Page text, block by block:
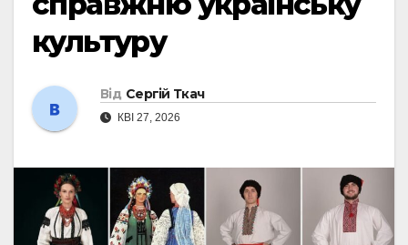
культуру
Від Сергій Ткач
КВІ 27, 2026